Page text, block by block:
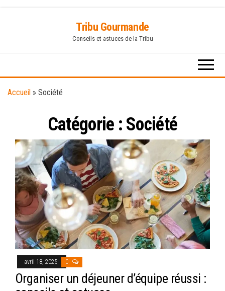
content
Tribu Gourmande
Conseils et astuces de la Tribu
Accueil » Société
Catégorie : Société
avril 18, 2025 0
Organiser un déjeuner d’équipe réussi :